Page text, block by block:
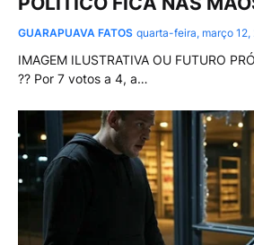
GUARAPUAVA FATOS quarta-feira, março 12,
IMAGEM ILUSTRATIVA OU FUTURO
?? Por 7 votos a 4, a…